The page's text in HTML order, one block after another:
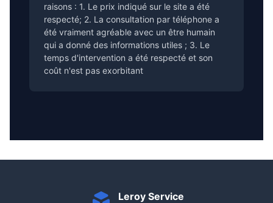
raisons : 1. Le prix indiqué sur le site a été
respecté; 2. La consultation par téléphone a
été vraiment agréable avec un être humain
qui a donné des informations utiles ; 3. Le
temps d'intervention a été respecté et son
coût n'est pas exorbitant
Leroy Service